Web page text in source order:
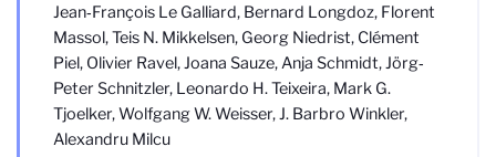
Jean‐François Le Galliard, Bernard Longdoz, Florent
Massol, Teis N. Mikkelsen, Georg Niedrist, Clément
Piel, Olivier Ravel, Joana Sauze, Anja Schmidt, Jörg‐
Peter Schnitzler, Leonardo H. Teixeira, Mark G.
Tjoelker, Wolfgang W. Weisser, J. Barbro Winkler,
Alexandru Milcu